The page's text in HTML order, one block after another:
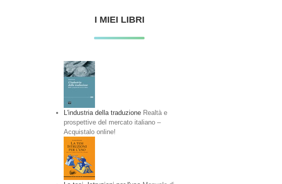
I MIEI LIBRI
L'industria della traduzioneRealtà e
prospettive del mercato italiano –
Acquistalo online!